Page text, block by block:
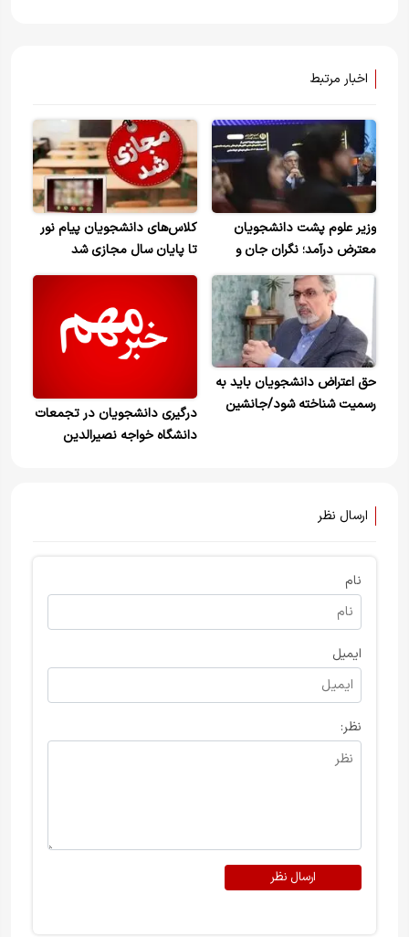
اخبار مرتبط
وزیر علوم پشت دانشجویان
معترض درآمد؛ نگران جان و
امنیت‌شان هستم
کلاس‌های دانشجویان پیام نور
تا پایان سال مجازی شد
حق اعتراض دانشجویان باید به
رسمیت شناخته شود/جانشین
درگیری دانشجویان در تجمعات
دانشگاه خواجه نصیرالدین
ارسال نظر
نام
ایمیل
نظر:
ارسال نظر